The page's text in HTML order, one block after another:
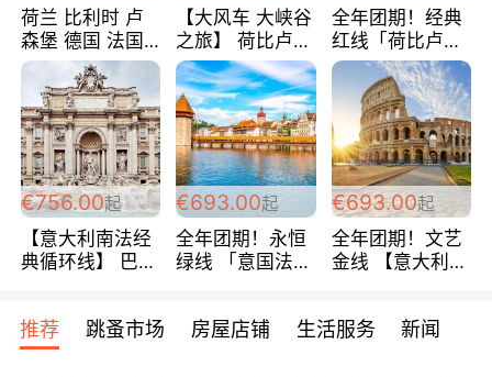
荷兰 比利时 卢
森堡 德国 法国
超爽玩遍西欧 循
环线 全程四星宾
馆 108欧/人/天
【大风车 大峡谷
之旅】 荷比卢德
法 巴黎上下 经
典五国四日游
488欧/人
全年团期！经典
红线「荷比卢德
法」七天循环 五
国 仅售99欧/人/
天！巴黎上下！
包拼房~
€756.00起
【意大利南法经
典循环线】 巴黎
宾馆 108欧/天起
全程756欧/位
€693.00起
全年团期！永恒
绿线 「意国法
欧/天起 ~包拼房
€693.00起
全年团期！文艺
金线 【意大利一
每周铁发！
推荐 跳蚤市场 房屋店铺 生活服务 新闻